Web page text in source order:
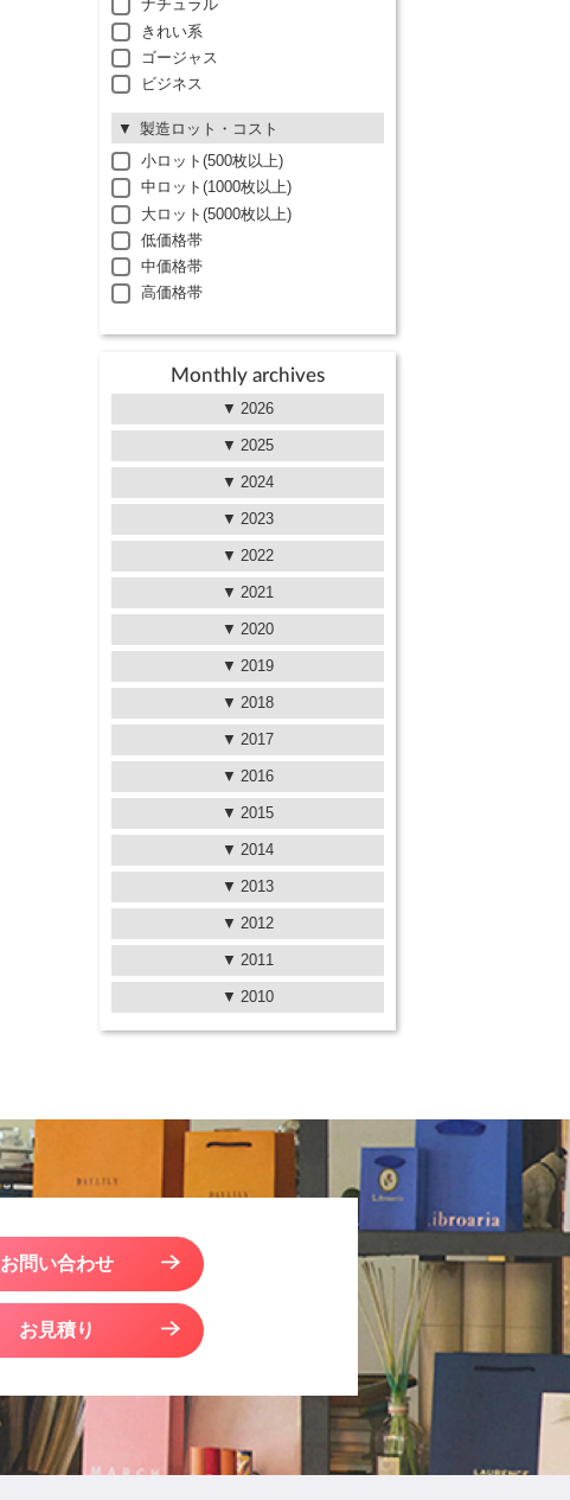
ナチュラル
きれい系
ゴージャス
ビジネス
製造ロット・コスト
小ロット(500枚以上)
中ロット(1000枚以上)
大ロット(5000枚以上)
低価格帯
中価格帯
高価格帯
Monthly archives
2026
2025
2024
2023
2022
2021
2020
2019
2018
2017
2016
2015
2014
2013
2012
2011
2010
お問い合わせ
お見積り